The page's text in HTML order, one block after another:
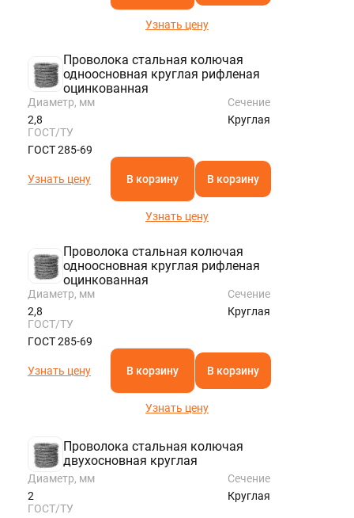
Узнать цену
Проволока стальная колючая
одноосновная круглая рифленая
оцинкованная
Диаметр, мм
2,8
Сечение
Круглая
ГОСТ/ТУ
ГОСТ 285-69
Узнать цену В корзину В корзину
Узнать цену
Проволока стальная колючая
одноосновная круглая рифленая
оцинкованная
Диаметр, мм
2,8
Сечение
Круглая
ГОСТ/ТУ
ГОСТ 285-69
Узнать цену В корзину В корзину
Узнать цену
Проволока стальная колючая
двухосновная круглая
Диаметр, мм
2
Сечение
Круглая
ГОСТ/ТУ